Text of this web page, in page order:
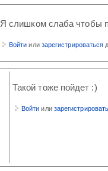
Я слишком слаба чтобы
Войти или зарегистрироваться
Такой тоже пойдет :)
Войти или